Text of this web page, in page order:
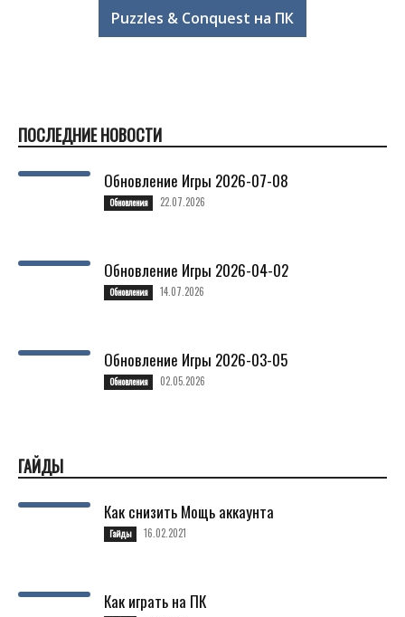
Puzzles & Conquest на ПК
ПОСЛЕДНИЕ НОВОСТИ
Обновление Игры 2026-07-08
Обновления 22.07.2026
Обновление Игры 2026-04-02
Обновления 14.07.2026
Обновление Игры 2026-03-05
Обновления 02.05.2026
ГАЙДЫ
Как снизить Мощь аккаунта
Гайды 16.02.2021
Как играть на ПК